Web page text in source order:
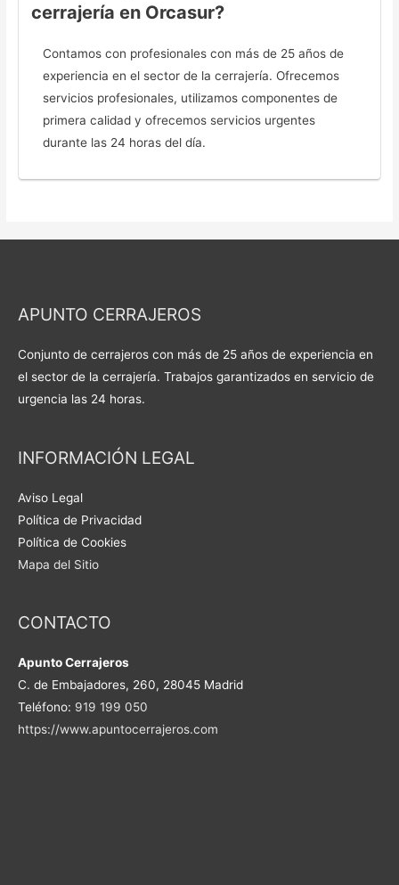
cerrajería en Orcasur?
Contamos con profesionales con más de 25 años de
experiencia en el sector de la cerrajería. Ofrecemos
servicios profesionales, utilizamos componentes de
primera calidad y ofrecemos servicios urgentes
durante las 24 horas del día.
APUNTO CERRAJEROS
Conjunto de cerrajeros con más de 25 años de experiencia en
el sector de la cerrajería. Trabajos garantizados en servicio de
urgencia las 24 horas.
INFORMACIÓN LEGAL
Aviso Legal
Política de Privacidad
Política de Cookies
Mapa del Sitio
CONTACTO
Apunto Cerrajeros
C. de Embajadores, 260, 28045 Madrid
Teléfono: 919 199 050
https://www.apuntocerrajeros.com